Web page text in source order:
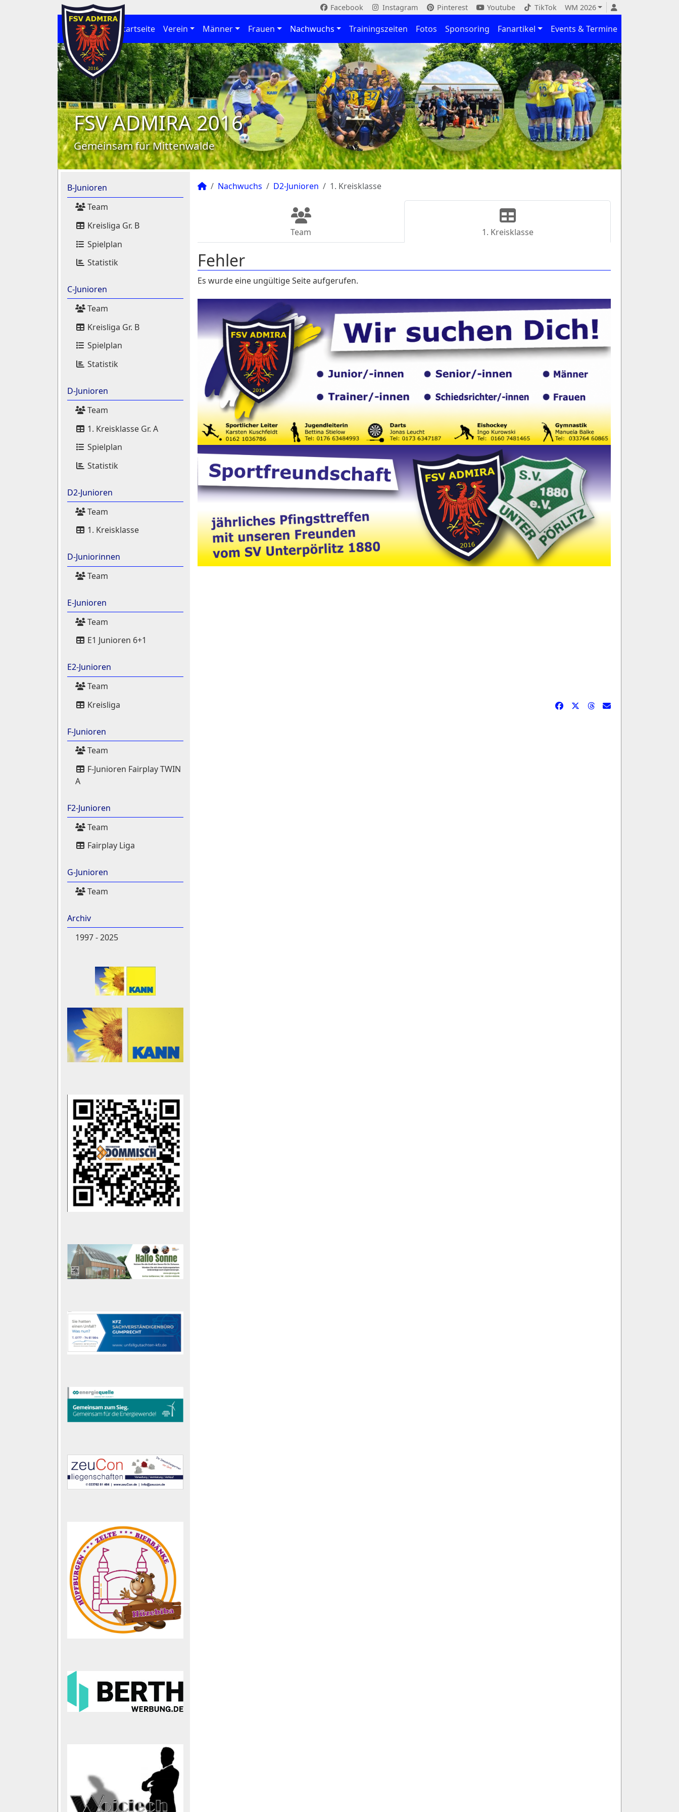
Facebook Instagram Pinterest Youtube TikTok WM 2026
Startseite Verein Männer Frauen Nachwuchs Trainingszeiten Fotos Sponsoring Fanartikel Events & Termine
FSV ADMIRA 2016
Gemeinsam für Mittenwalde
B-Junioren
Team
Kreisliga Gr. B
Spielplan
Statistik
C-Junioren
Team
Kreisliga Gr. B
Spielplan
Statistik
D-Junioren
Team
1. Kreisklasse Gr. A
Spielplan
Statistik
D2-Junioren
Team
1. Kreisklasse
D-Juniorinnen
Team
E-Junioren
Team
E1 Junioren 6+1
E2-Junioren
Team
Kreisliga
F-Junioren
Team
F-Junioren Fairplay TWIN
A
F2-Junioren
Team
Fairplay Liga
G-Junioren
Team
Archiv
1997 - 2025
Nachwuchs D2-Junioren 1. Kreisklasse
Team 1. Kreisklasse
Fehler
Es wurde eine ungültige Seite aufgerufen.